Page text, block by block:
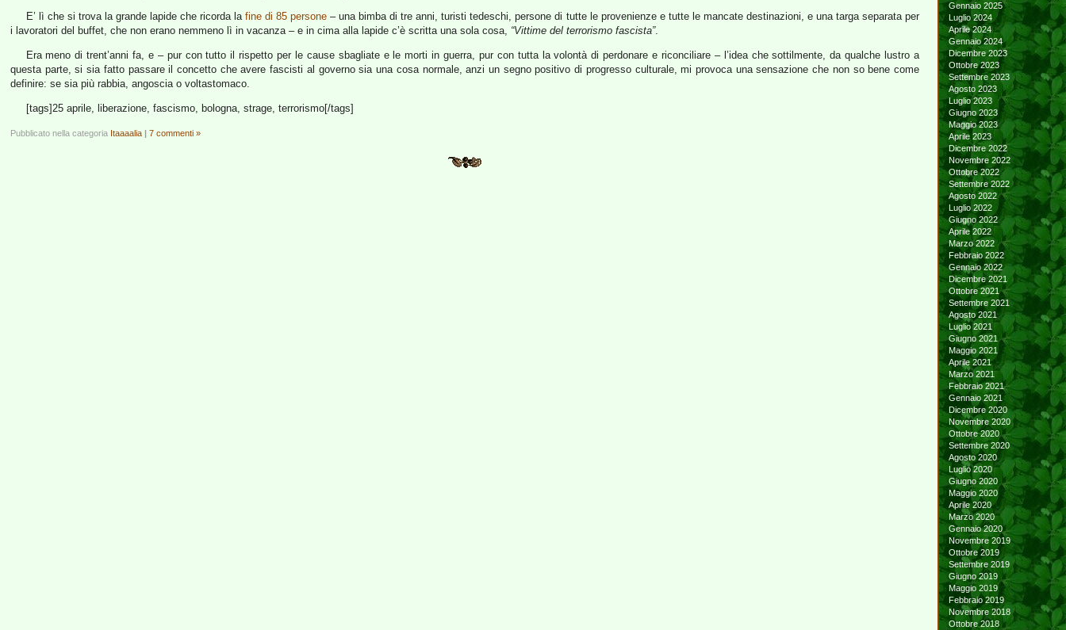
E’ lì che si trova la grande lapide che ricorda la fine di 85 persone – una bimba di tre anni, turisti tedeschi, persone di tutte le provenienze e tutte le mancate destinazioni, e una targa separata per
i lavoratori del buffet, che non erano nemmeno lì in vacanza – e in cima alla lapide c’è scritta una sola cosa, “Vittime del terrorismo fascista”.
Era meno di trent’anni fa, e – pur con tutto il rispetto per le cause sbagliate e le morti in guerra, pur con tutta la volontà di perdonare e riconciliare – l’idea che sottilmente, da qualche lustro a
questa parte, si sia fatto passare il concetto che avere fascisti al governo sia una cosa normale, anzi un segno positivo di progresso culturale, mi provoca una sensazione che non so bene come
definire: se sia più rabbia, angoscia o voltastomaco.
[tags]25 aprile, liberazione, fascismo, bologna, strage, terrorismo[/tags]
Pubblicato nella categoria Itaaaalia | 7 commenti »
Gennaio 2025
Luglio 2024
Aprile 2024
Gennaio 2024
Dicembre 2023
Ottobre 2023
Settembre 2023
Agosto 2023
Luglio 2023
Giugno 2023
Maggio 2023
Aprile 2023
Dicembre 2022
Novembre 2022
Ottobre 2022
Settembre 2022
Agosto 2022
Luglio 2022
Giugno 2022
Aprile 2022
Marzo 2022
Febbraio 2022
Gennaio 2022
Dicembre 2021
Ottobre 2021
Settembre 2021
Agosto 2021
Luglio 2021
Giugno 2021
Maggio 2021
Aprile 2021
Marzo 2021
Febbraio 2021
Gennaio 2021
Dicembre 2020
Novembre 2020
Ottobre 2020
Settembre 2020
Agosto 2020
Luglio 2020
Giugno 2020
Maggio 2020
Aprile 2020
Marzo 2020
Gennaio 2020
Novembre 2019
Ottobre 2019
Settembre 2019
Giugno 2019
Maggio 2019
Febbraio 2019
Novembre 2018
Ottobre 2018